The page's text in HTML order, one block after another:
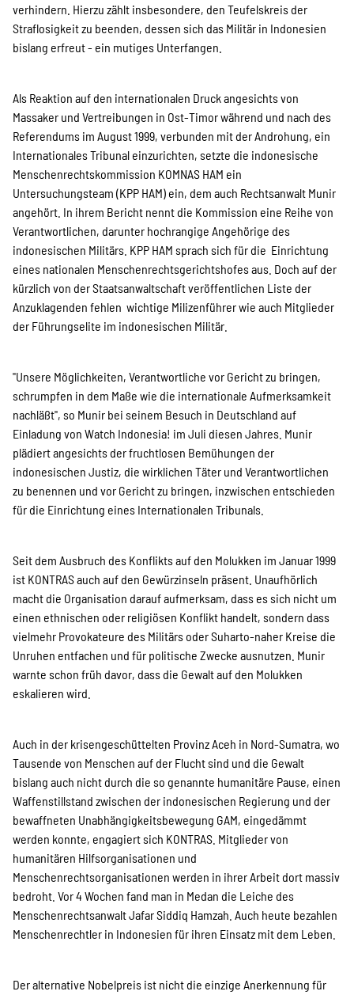
verhindern. Hierzu zählt insbesondere, den Teufelskreis der
Straflosigkeit zu beenden, dessen sich das Militär in Indonesien
bislang erfreut - ein mutiges Unterfangen.
Als Reaktion auf den internationalen Druck angesichts von
Massaker und Vertreibungen in Ost-Timor während und nach des
Referendums im August 1999, verbunden mit der Androhung, ein
Internationales Tribunal einzurichten, setzte die indonesische
Menschenrechtskommission KOMNAS HAM ein
Untersuchungsteam (KPP HAM) ein, dem auch Rechtsanwalt Munir
angehört. In ihrem Bericht nennt die Kommission eine Reihe von
Verantwortlichen, darunter hochrangige Angehörige des
indonesischen Militärs. KPP HAM sprach sich für die Einrichtung
eines nationalen Menschenrechtsgerichtshofes aus. Doch auf der
kürzlich von der Staatsanwaltschaft veröffentlichen Liste der
Anzuklagenden fehlen wichtige Milizenführer wie auch Mitglieder
der Führungselite im indonesischen Militär.
"Unsere Möglichkeiten, Verantwortliche vor Gericht zu bringen,
schrumpfen in dem Maße wie die internationale Aufmerksamkeit
nachläßt", so Munir bei seinem Besuch in Deutschland auf
Einladung von Watch Indonesia! im Juli diesen Jahres. Munir
plädiert angesichts der fruchtlosen Bemühungen der
indonesischen Justiz, die wirklichen Täter und Verantwortlichen
zu benennen und vor Gericht zu bringen, inzwischen entschieden
für die Einrichtung eines Internationalen Tribunals.
Seit dem Ausbruch des Konflikts auf den Molukken im Januar 1999
ist KONTRAS auch auf den Gewürzinseln präsent. Unaufhörlich
macht die Organisation darauf aufmerksam, dass es sich nicht um
einen ethnischen oder religiösen Konflikt handelt, sondern dass
vielmehr Provokateure des Militärs oder Suharto-naher Kreise die
Unruhen entfachen und für politische Zwecke ausnutzen. Munir
warnte schon früh davor, dass die Gewalt auf den Molukken
eskalieren wird.
Auch in der krisengeschüttelten Provinz Aceh in Nord-Sumatra, wo
Tausende von Menschen auf der Flucht sind und die Gewalt
bislang auch nicht durch die so genannte humanitäre Pause, einen
Waffenstillstand zwischen der indonesischen Regierung und der
bewaffneten Unabhängigkeitsbewegung GAM, eingedämmt
werden konnte, engagiert sich KONTRAS. Mitglieder von
humanitären Hilfsorganisationen und
Menschenrechtsorganisationen werden in ihrer Arbeit dort massiv
bedroht. Vor 4 Wochen fand man in Medan die Leiche des
Menschenrechtsanwalt Jafar Siddiq Hamzah. Auch heute bezahlen
Menschenrechtler in Indonesien für ihren Einsatz mit dem Leben.
Der alternative Nobelpreis ist nicht die einzige Anerkennung für